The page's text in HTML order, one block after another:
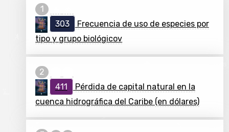
303
Frecuencia de uso de especies por
tipo y grupo biológicov
411
Pérdida de capital natural en la
cuenca hidrográfica del Caribe (en dólares)